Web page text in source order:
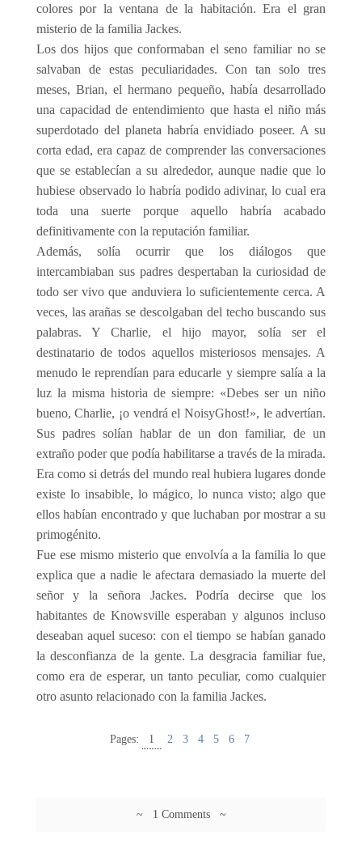
colores por la ventana de la habitación. Era el gran
misterio de la familia Jackes.
Los dos hijos que conformaban el seno familiar no se
salvaban de estas peculiaridades. Con tan solo tres
meses, Brian, el hermano pequeño, había desarrollado
una capacidad de entendimiento que hasta el niño más
superdotado del planeta habría envidiado poseer. A su
corta edad, era capaz de comprender las conversaciones
que se establecían a su alrededor, aunque nadie que lo
hubiese observado lo habría podido adivinar, lo cual era
toda una suerte porque aquello habría acabado
definitivamente con la reputación familiar.
Además, solía ocurrir que los diálogos que
intercambiaban sus padres despertaban la curiosidad de
todo ser vivo que anduviera lo suficientemente cerca. A
veces, las arañas se descolgaban del techo buscando sus
palabras. Y Charlie, el hijo mayor, solía ser el
destinatario de todos aquellos misteriosos mensajes. A
menudo le reprendían para educarle y siempre salía a la
luz la misma historia de siempre: «Debes ser un niño
bueno, Charlie, ¡o vendrá el NoisyGhost!», le advertían.
Sus padres solían hablar de un don familiar, de un
extraño poder que podía habilitarse a través de la mirada.
Era como si detrás del mundo real hubiera lugares donde
existe lo insabible, lo mágico, lo nunca visto; algo que
ellos habían encontrado y que luchaban por mostrar a su
primogénito.
Fue ese mismo misterio que envolvía a la familia lo que
explica que a nadie le afectara demasiado la muerte del
señor y la señora Jackes. Podría decirse que los
habitantes de Knowsville esperaban y algunos incluso
deseaban aquel suceso: con el tiempo se habían ganado
la desconfianza de la gente. La desgracia familiar fue,
como era de esperar, un tanto peculiar, como cualquier
otro asunto relacionado con la familia Jackes.
Pages: 1 2 3 4 5 6 7
~ 1 Comments ~